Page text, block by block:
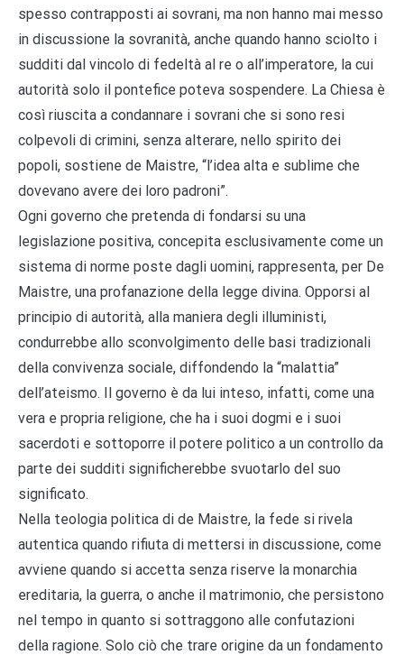
spesso contrapposti ai sovrani, ma non hanno mai messo
in discussione la sovranità, anche quando hanno sciolto i
sudditi dal vincolo di fedeltà al re o all’imperatore, la cui
autorità solo il pontefice poteva sospendere. La Chiesa è
così riuscita a condannare i sovrani che si sono resi
colpevoli di crimini, senza alterare, nello spirito dei
popoli, sostiene de Maistre, “l’idea alta e sublime che
dovevano avere dei loro padroni”.
Ogni governo che pretenda di fondarsi su una
legislazione positiva, concepita esclusivamente come un
sistema di norme poste dagli uomini, rappresenta, per De
Maistre, una profanazione della legge divina. Opporsi al
principio di autorità, alla maniera degli illuministi,
condurrebbe allo sconvolgimento delle basi tradizionali
della convivenza sociale, diffondendo la “malattia”
dell’ateismo. Il governo è da lui inteso, infatti, come una
vera e propria religione, che ha i suoi dogmi e i suoi
sacerdoti e sottoporre il potere politico a un controllo da
parte dei sudditi significherebbe svuotarlo del suo
significato.
Nella teologia politica di de Maistre, la fede si rivela
autentica quando rifiuta di mettersi in discussione, come
avviene quando si accetta senza riserve la monarchia
ereditaria, la guerra, o anche il matrimonio, che persistono
nel tempo in quanto si sottraggono alle confutazioni
della ragione. Solo ciò che trare origine da un fondamento